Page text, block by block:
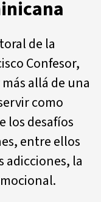
de la
Confesor,
allá de una
como
los desafíos
entre ellos
adicciones, la